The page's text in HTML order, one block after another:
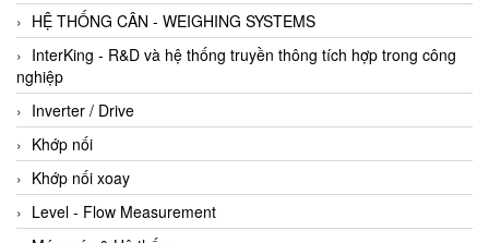
HỆ THỐNG CÂN - WEIGHING SYSTEMS
InterKing - R&D và hệ thống truyền thông tích hợp trong công
nghiệp
Inverter / Drive
Khớp nối
Khớp nối xoay
Level - Flow Measurement